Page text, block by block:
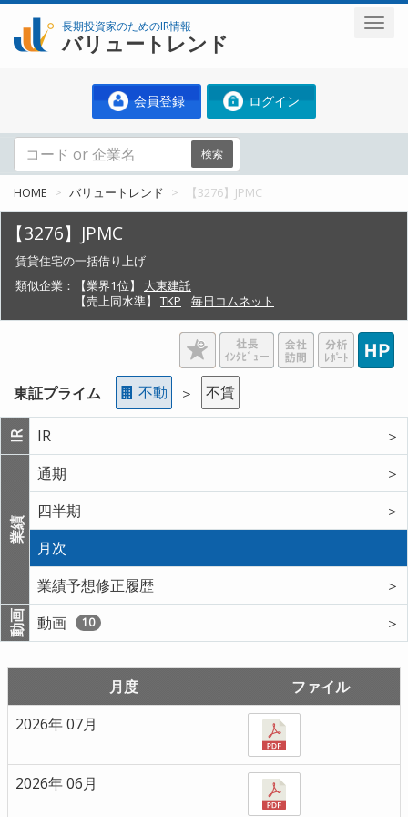
長期投資家のためのIR情報
バリュートレンド
会員登録 ログイン
検索
HOME バリュートレンド 【3276】JPMC
【3276】JPMC
賃貸住宅の一括借り上げ
類似企業：
【業界1位】
大東建託
【売上同水準】
TKP 毎日コムネット
東証プライム 不動 ＞ 不賃
IR IR ＞
業績
通期
＞
四半期
＞
月次
業績予想修正履歴
＞
動画 動画 10 ＞
月度
ファイル
2026年 07月
2026年 06月